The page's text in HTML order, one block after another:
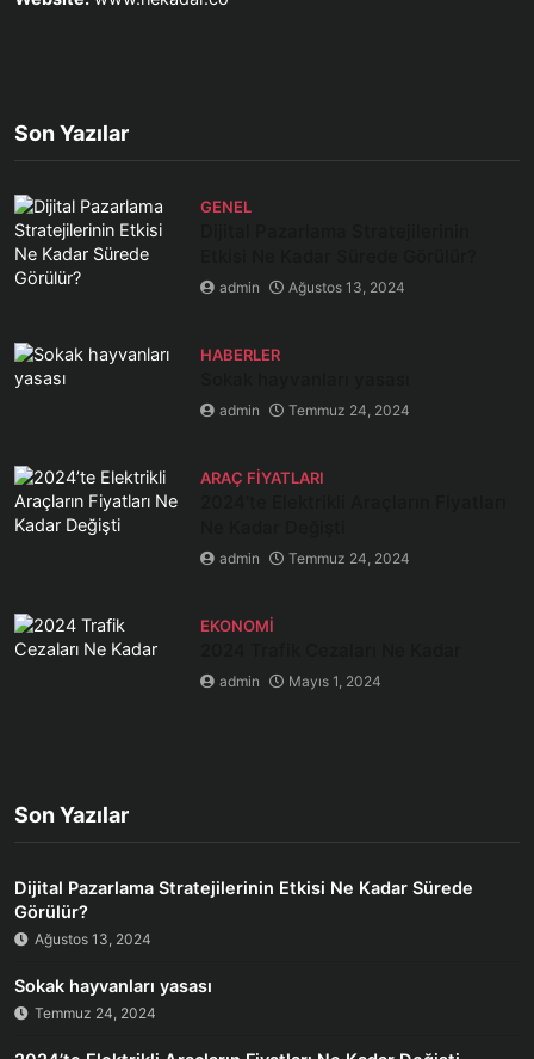
Son Yazılar
GENEL
admin Ağustos 13, 2024
HABERLER
admin Temmuz 24, 2024
ARAÇ FIYATLARI
admin Temmuz 24, 2024
EKONOMI
admin Mayıs 1, 2024
Son Yazılar
Dijital Pazarlama Stratejilerinin Etkisi Ne Kadar Sürede
Görülür?
Ağustos 13, 2024
Sokak hayvanları yasası
Temmuz 24, 2024